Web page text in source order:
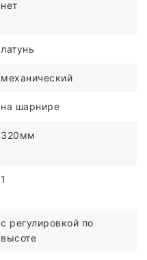
нет
латунь
механический
на шарнире
320мм
1
c регулировкой по
высоте